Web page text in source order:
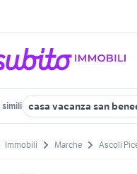
simili casa vacanza san
Immobili Marche Ascoli